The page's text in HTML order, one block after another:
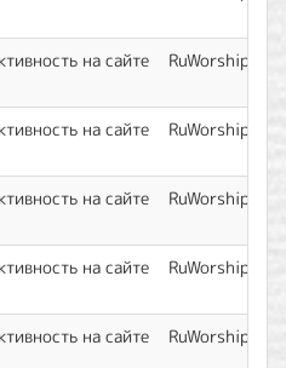
на сайте RuWorship
на сайте RuWorship
на сайте RuWorship
на сайте RuWorship
на сайте RuWorship